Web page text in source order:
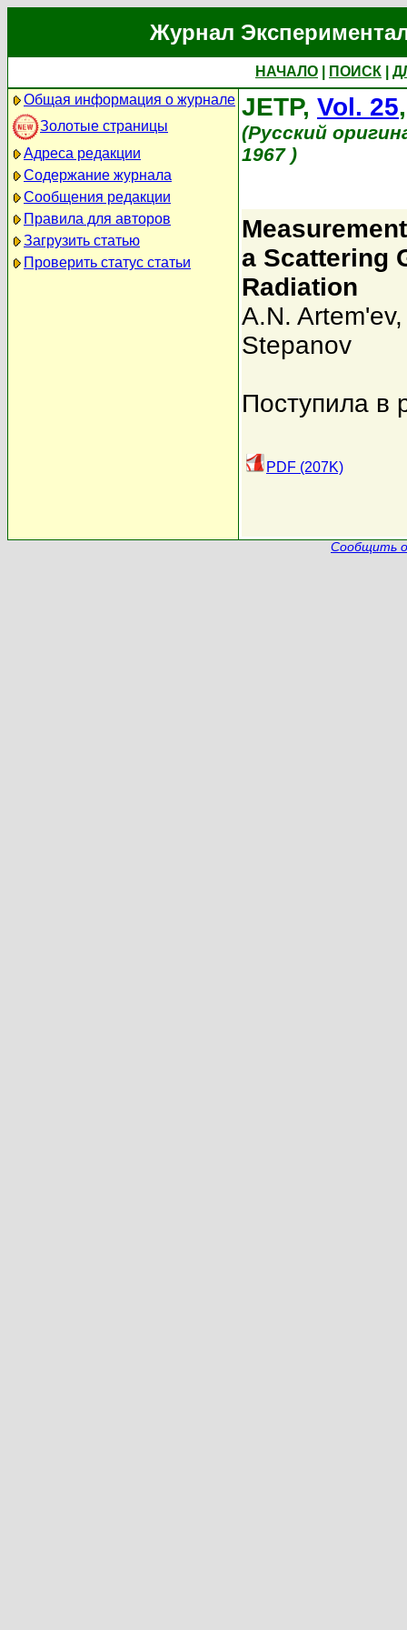
Журнал
НАЧАЛО ПОИСК
Общая информация о журнале
Золотые страницы
Адреса редакции
Содержание журнала
Сообщения редакции
Правила для авторов
Загрузить статью
Проверить статус статьи
JETP, Vol. 25
(Русский
1967 )
a Scattering
Radiation
A.N. Artem'ev
Stepanov
Поступила в
PDF (207K)
Сообщить о